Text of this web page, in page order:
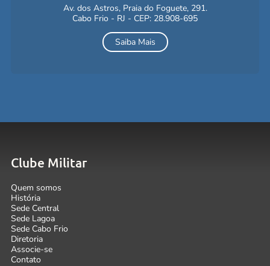
Av. dos Astros, Praia do Foguete, 291.
Cabo Frio - RJ - CEP: 28.908-695
Saiba Mais
Clube Militar
Quem somos
História
Sede Central
Sede Lagoa
Sede Cabo Frio
Diretoria
Associe-se
Contato